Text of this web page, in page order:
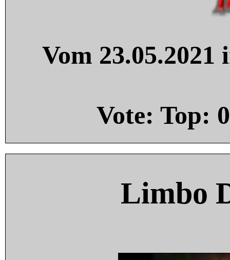
Vom
Vote: Top: 0
Limbo